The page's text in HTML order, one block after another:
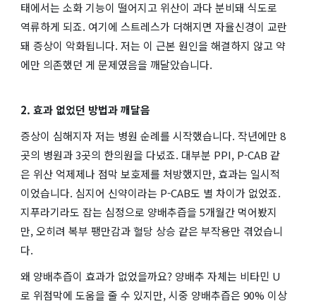
태에서는 소화 기능이 떨어지고 위산이 과다 분비돼 식도로
역류하게 되죠. 여기에 스트레스가 더해지면 자율신경이 교란
돼 증상이 악화됩니다. 저는 이 근본 원인을 해결하지 않고 약
에만 의존했던 게 문제였음을 깨달았습니다.
2. 효과 없었던 방법과 깨달음
증상이 심해지자 저는 병원 순례를 시작했습니다. 작년에만 8
곳의 병원과 3곳의 한의원을 다녔죠. 대부분 PPI, P-CAB 같
은 위산 억제제나 점막 보호제를 처방했지만, 효과는 일시적
이었습니다. 심지어 신약이라는 P-CAB도 별 차이가 없었죠.
지푸라기라도 잡는 심정으로 양배추즙을 5개월간 먹어봤지
만, 오히려 복부 팽만감과 혈당 상승 같은 부작용만 겪었습니
다.
왜 양배추즙이 효과가 없었을까요? 양배추 자체는 비타민 U
로 위점막에 도움을 줄 수 있지만, 시중 양배추즙은 90% 이상